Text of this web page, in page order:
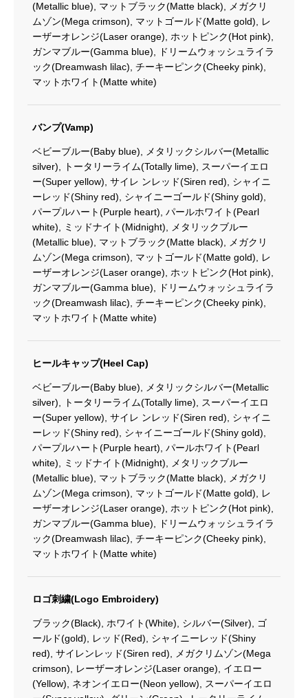
(Metallic blue), マットブラック(Matte black), メガクリ
ムゾン(Mega crimson), マットゴールド(Matte gold), レ
ーザーオレンジ(Laser orange), ホットピンク(Hot pink),
ガンマブルー(Gamma blue), ドリームウォッシュライラ
ック(Dreamwash lilac), チーキーピンク(Cheeky pink),
マットホワイト(Matte white)
バンプ(Vamp)
ベビーブルー(Baby blue), メタリックシルバー(Metallic
silver), トータリーライム(Totally lime), スーパーイエロ
ー(Super yellow), サイレ ンレッド(Siren red), シャイニ
ーレッド(Shiny red), シャイニーゴールド(Shiny gold),
パープルハート(Purple heart), パールホワイト(Pearl
white), ミッドナイト(Midnight), メタリックブルー
(Metallic blue), マットブラック(Matte black), メガクリ
ムゾン(Mega crimson), マットゴールド(Matte gold), レ
ーザーオレンジ(Laser orange), ホットピンク(Hot pink),
ガンマブルー(Gamma blue), ドリームウォッシュライラ
ック(Dreamwash lilac), チーキーピンク(Cheeky pink),
マットホワイト(Matte white)
ヒールキャップ(Heel Cap)
ベビーブルー(Baby blue), メタリックシルバー(Metallic
silver), トータリーライム(Totally lime), スーパーイエロ
ー(Super yellow), サイレ ンレッド(Siren red), シャイニ
ーレッド(Shiny red), シャイニーゴールド(Shiny gold),
パープルハート(Purple heart), パールホワイト(Pearl
white), ミッドナイト(Midnight), メタリックブルー
(Metallic blue), マットブラック(Matte black), メガクリ
ムゾン(Mega crimson), マットゴールド(Matte gold), レ
ーザーオレンジ(Laser orange), ホットピンク(Hot pink),
ガンマブルー(Gamma blue), ドリームウォッシュライラ
ック(Dreamwash lilac), チーキーピンク(Cheeky pink),
マットホワイト(Matte white)
ロゴ刺繍(Logo Embroidery)
ブラック(Black), ホワイト(White), シルバー(Silver), ゴ
ールド(gold), レッド(Red), シャイニーレッド(Shiny
red), サイレンレッド(Siren red), メガクリムゾン(Mega
crimson), レーザーオレンジ(Laser orange), イエロー
(Yellow), ネオンイエロー(Neon yellow), スーパーイエロ